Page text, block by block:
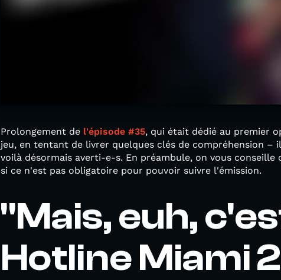
Prolongement de l'épisode #35, qui était dédié au premier
jeu, en tentant de livrer quelques clés de compréhension –
voilà désormais averti-e-s. En préambule, on vous conseille
si ce n'est pas obligatoire pour pouvoir suivre l'émission.
"Mais, euh,
Hotline Miami